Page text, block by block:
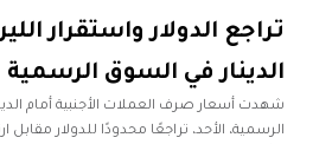
تراجع الدولار واستقرار
الدينار في السوق الرسمية
شهدت أسعار صرف العملات الأجنبية أمام
الرسمية، الأحد، تراجعًا محدودًا للدولار مقابل